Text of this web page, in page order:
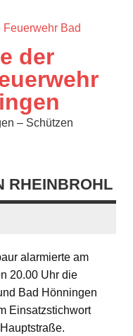
der
– Schützen
RHEINBROHL
alarmierte am
20.00 Uhr die
Bad Hönningen
Einsatzstichwort